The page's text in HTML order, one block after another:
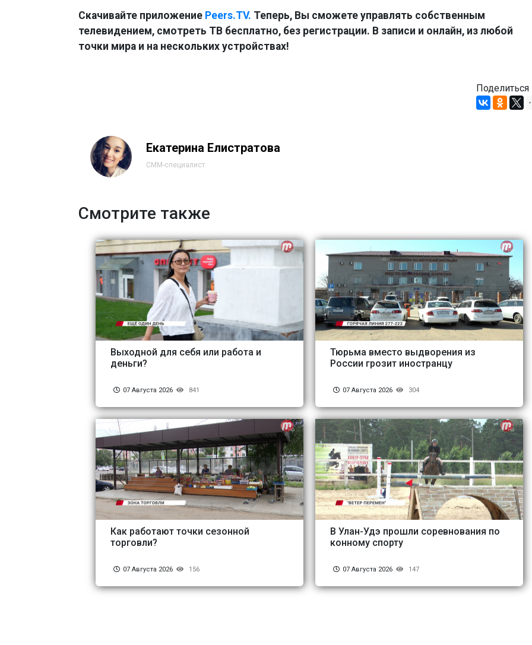
Скачивайте приложение Peers.TV. Теперь, Вы сможете управлять собственным
телевидением, смотреть ТВ бесплатно, без регистрации. В записи и онлайн, из любой
точки мира и на нескольких устройствах!
Поделиться
Екатерина Елистратова
СММ-специалист
Смотрите также
Выходной для себя или работа и
деньги?
07 Августа 2026 841
Тюрьма вместо выдворения из
России грозит иностранцу
07 Августа 2026 304
Как работают точки сезонной
торговли?
07 Августа 2026 156
В Улан-Удэ прошли соревнования по
конному спорту
07 Августа 2026 147